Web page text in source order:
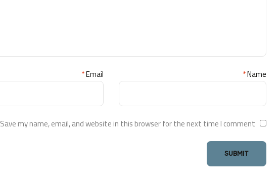
Name
*
Email
*
Save my name, email, and website in this browser for the next time I comment.